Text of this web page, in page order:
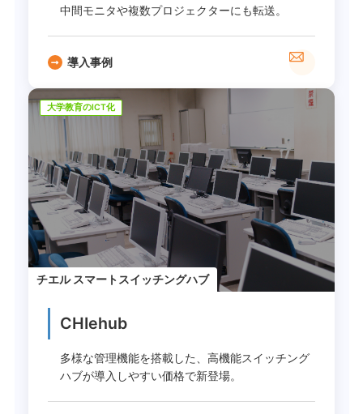
中間モニタや複数プロジェクターにも転送。
導入事例
大学教育のICT化
チエル スマートスイッチングハブ
CHIehub
多様な管理機能を搭載した、高機能スイッチング
ハブが導入しやすい価格で新登場。